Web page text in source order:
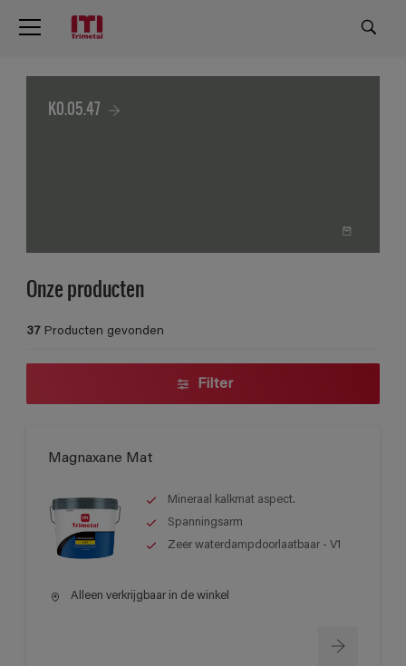
K0.05.47
Onze producten
37 Producten gevonden
Filter
Magnaxane Mat
Mineraal kalkmat aspect.
Spanningsarm
Zeer waterdampdoorlaatbaar - V1
Alleen verkrijgbaar in de winkel